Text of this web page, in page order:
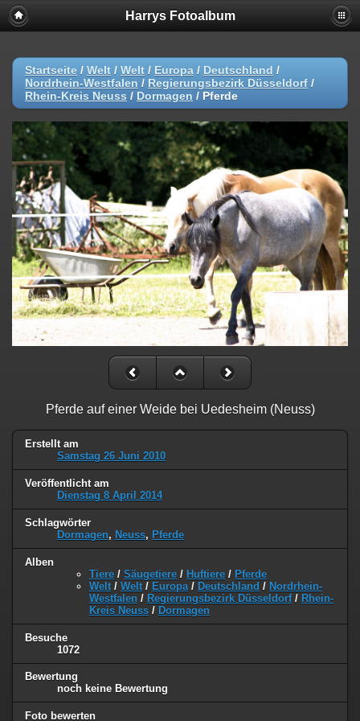
Harrys Fotoalbum
Startseite / Welt / Welt / Europa / Deutschland /
Nordrhein-Westfalen / Regierungsbezirk Düsseldorf /
Rhein-Kreis Neuss / Dormagen / Pferde
Pferde auf einer Weide bei Uedesheim (Neuss)
Erstellt am
Samstag 26 Juni 2010
Veröffentlicht am
Dienstag 8 April 2014
Schlagwörter
Dormagen, Neuss, Pferde
Alben
Tiere / Säugetiere / Huftiere / Pferde
Welt / Welt / Europa / Deutschland / Nordrhein-
Westfalen / Regierungsbezirk Düsseldorf/ Rhein-
Kreis Neuss / Dormagen
Besuche
1072
Bewertung
noch keine Bewertung
Foto bewerten